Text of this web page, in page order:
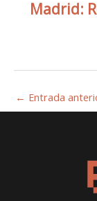
Madrid:
← Entrada